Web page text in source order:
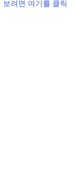
려면 여기를 클릭